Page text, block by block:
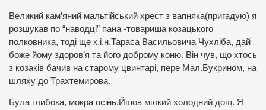
Великий кам’яний мальтійський хрест з вапняка(пригадую) я
розшукав по “наводці” пана -товариша козацького
полковника, тоді ще к.і.н.Тараса Васильовича Чухліба, дай
боже йому здоров’я та його доброму коню. Він чув, що хтось
з козаків бачив на старому цвинтарі, пере Мал.Букрином, на
шляху до Трахтемирова.
Була глибока, мокра осінь.Йшов мілкий холодний дощ. Я